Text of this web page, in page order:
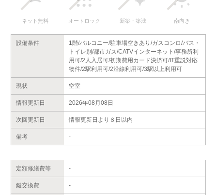
ネット無料 オートロック 新築・築浅 南向き
設備条件
1階/バルコニー/駐車場空きあり/ガスコンロ/バス・
トイレ別/都市ガス/CATVインターネット/事務所利
用可/2人入居可/初期費用カード決済可/IT重説対応
物件/2駅利用可/2沿線利用可/3駅以上利用可
現状 空室
情報更新日 2026年08月08日
次回更新日 情報更新日より８日以内
備考 -
定額修繕費等 -
鍵交換費 -